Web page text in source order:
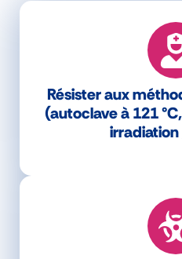
Résister aux
(autoclave à 121